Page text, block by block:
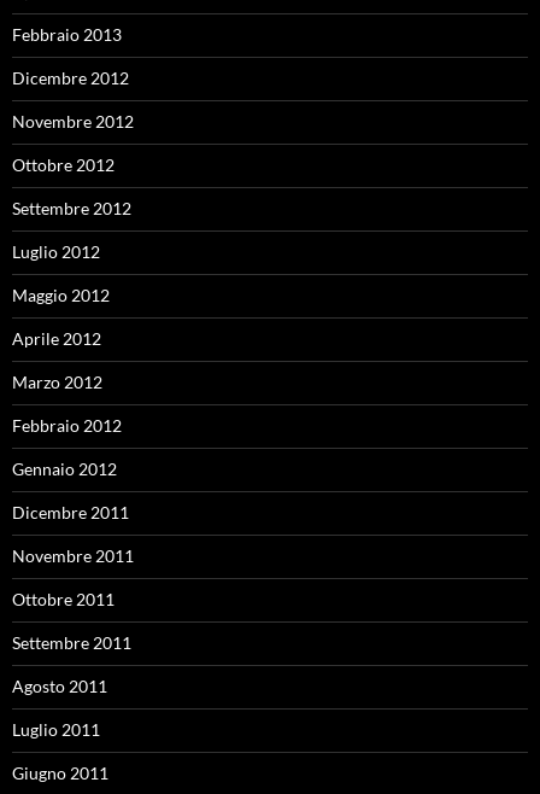
Febbraio 2013
Dicembre 2012
Novembre 2012
Ottobre 2012
Settembre 2012
Luglio 2012
Maggio 2012
Aprile 2012
Marzo 2012
Febbraio 2012
Gennaio 2012
Dicembre 2011
Novembre 2011
Ottobre 2011
Settembre 2011
Agosto 2011
Luglio 2011
Giugno 2011